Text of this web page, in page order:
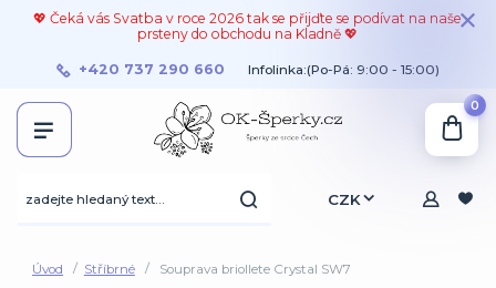
💖 Čeká vás Svatba v roce 2026 tak se přijďte se podívat na naše
prsteny do obchodu na Kladně 💖
CZK
+420 737 290 660 Infolinka:(Po-Pá: 9:00 - 15:00)
0
Úvod Stříbrné Souprava briollete Crystal SW7